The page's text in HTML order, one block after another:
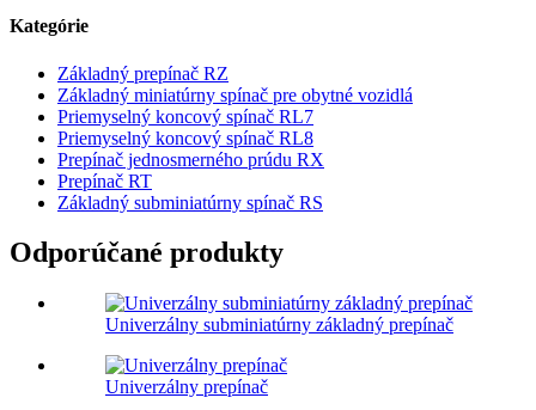
Kategórie
Základný prepínač RZ
Základný miniatúrny spínač pre obytné vozidlá
Priemyselný koncový spínač RL7
Priemyselný koncový spínač RL8
Prepínač jednosmerného prúdu RX
Prepínač RT
Základný subminiatúrny spínač RS
Odporúčané produkty
Univerzálny subminiatúrny základný prepínač
Univerzálny prepínač